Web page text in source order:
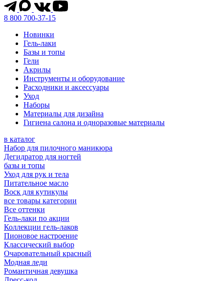
8 800 700-37-15
Новинки
Гель-лаки
Базы и топы
Гели
Акрилы
Инструменты и оборудование
Расходники и аксессуары
Уход
Наборы
Материалы для дизайна
Гигиена салона и одноразовые материалы
в каталог
Набор для пилочного маникюра
Дегидратор для ногтей
базы и топы
Уход для рук и тела
Питательное масло
Воск для кутикулы
все товары категории
Все оттенки
Гель-лаки по акции
Коллекции гель-лаков
Пионовое настроение
Классический выбор
Очаровательный красный
Модная леди
Романтичная девушка